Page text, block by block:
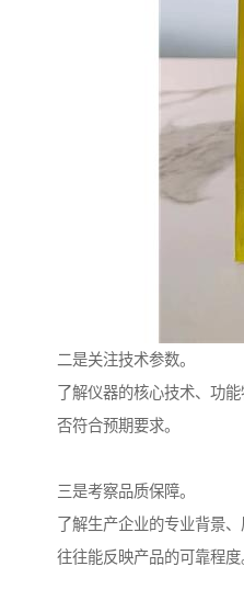
二是关注技术参数。
了解仪器的核心技术、功
否符合预期要求。
三是考察品质保障。
了解生产企业的专业背景
往往能反映产品的可靠程度